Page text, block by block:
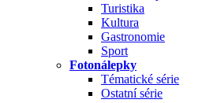
Turistika
Kultura
Gastronomie
Sport
Fotonálepky
Tématické série
Ostatní série